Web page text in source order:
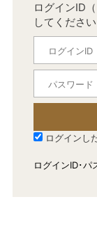
ログインID
してください
ログインし
ログインID･パ